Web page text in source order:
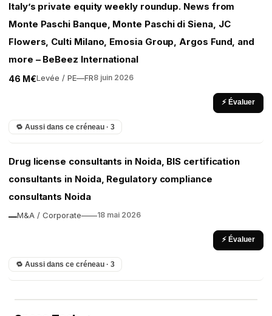
Italy’s private equity weekly roundup. News from
Monte Paschi Banque, Monte Paschi di Siena, JC
Flowers, Culti Milano, Emosia Group, Argos Fund, and
more – BeBeez International
Levée / PE
46 M€ —FR8 juin 2026
⚡ Évaluer
🔁 Aussi dans ce créneau · 3
Drug license consultants in Noida, BIS certification
consultants in Noida, Regulatory compliance
consultants Noida
M&A / Corporate
— ——18 mai 2026
⚡ Évaluer
🔁 Aussi dans ce créneau · 3